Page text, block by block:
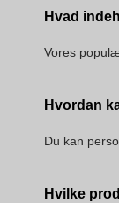
Hvad
Vores
Hvordan
Du kan
Hvilke